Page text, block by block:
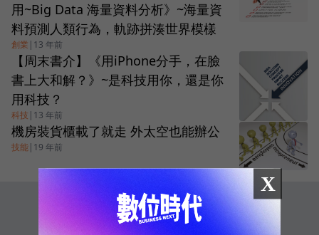
用~Big Data 海量資料分析》~海量資
料預測人類行為，軌跡拼湊世界模樣
創業 | 13 年前
【周末書介】《用iPhone分手，在臉
書上大和解？》~是科技用你，還是你
用科技？
科技 | 13 年前
機房裝貨櫃載了就走 外太空也能辦公
技能| 19 年前
追蹤我們
X